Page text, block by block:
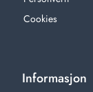
Cookies
Informasjon